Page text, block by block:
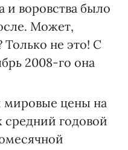
и воровства было
Может,
не это! С
2008-го она
мировые цены на
годовой